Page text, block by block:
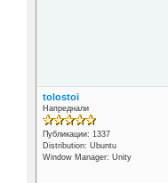
tolostoi
Напреднали
Публикации: 1337
Distribution: Ubuntu
Window Manager: Unity